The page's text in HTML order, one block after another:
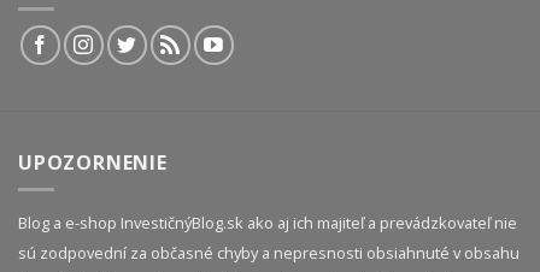
UPOZORNENIE
Blog a e-shop InvestičnýBlog.sk ako aj ich majiteľ a prevádzkovateľ nie
sú zodpovední za občasné chyby a nepresnosti obsiahnuté v obsahu